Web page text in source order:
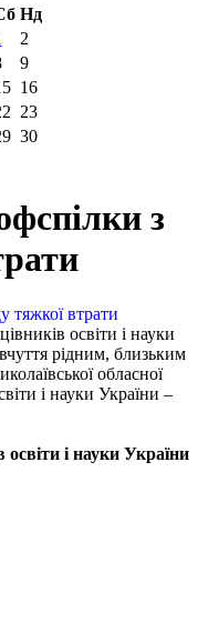
Нд
2
9
16
23
30
з
освіти і науки
рідним, близьким
обласної
і науки України –
і науки України